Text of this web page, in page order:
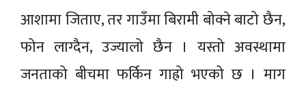
आशामा जिताए, तर गाउँमा बिरामी बोक्ने बाटो छैन,
फोन लाग्दैन, उज्यालो छैन । यस्तो अवस्थामा
जनताको बीचमा फर्किन गाह्रो भएको छ । माग